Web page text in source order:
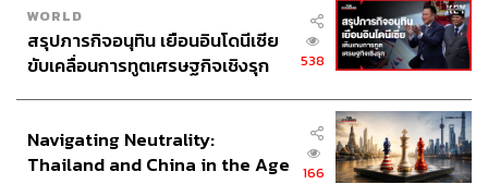
เกษตรกรน้อยกว่าที่ควรจะเป็น
เห็นโครงการพัฒนาอสังหาริมทรัพย์ขนาดใหญ่เริ่ม
ขยายไปยังพื้นที่ต่างจังหวัดมากขึ้น ขณะที่ครัวเรือนย่อย
พร้อมหาพื้นที่สำรองเป็นเหมือนที่หลบภัย หากไม่มีการ
WORLD
สรุปภารกิจอนุทิน เยือนอินโดนีเซีย
ขับเคลื่อนการทูตเศรษฐกิจเชิงรุก
538
Navigating Neutrality:
Thailand and China in the Age
166